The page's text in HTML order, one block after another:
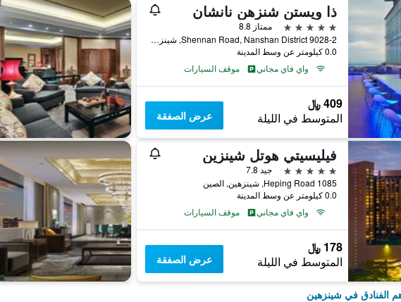
ذا ويستن شنزهن نانشان
5 نجوم
ممتاز 8.8
9028-2 Shennan Road, Nanshan District, شينزهين, الصين
0.0 كيلومتر عن وسط المدينة
واي فاي مجاني
موقف السيارات
409 ﷼
المتوسط في الليلة عرض الصفقة
فيليسيتي هوتل شينزين
5 نجوم
جيد 7.8
1085 Heping Road, شينزهين, الصين
0.0 كيلومتر عن وسط المدينة
واي فاي مجاني
موقف السيارات
178 ﷼
المتوسط في الليلة عرض الصفقة
الفنادق في شينزهين